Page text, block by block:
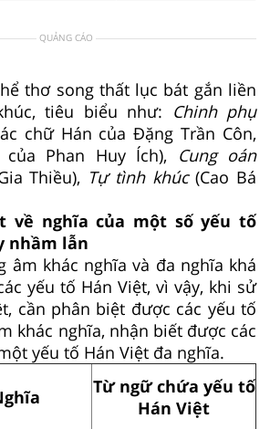
QUẢNG CÁO
thơ song thất lục bát gắn liền
tiêu biểu như: Chinh phụ
chữ Hán của Đặng Trần Côn,
Phan Huy Ích),
Cung oán
Thiều), Tự tình khúc(Cao Bá
về nghĩa của một số yếu tố
nhầm lẫn
âm khác nghĩa và đa nghĩa khá
yếu tố Hán Việt, vì vậy, khi sử
cần phân biệt được các yếu tố
khác nghĩa, nhận biết được các
yếu tố Hán Việt đa nghĩa.
Từ ngữ chứa yếu tố
Hán Việt